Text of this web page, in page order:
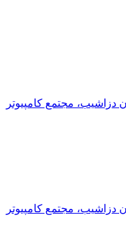
دزاشیب، مجتمع کامپیوتر
دزاشیب، مجتمع کامپیوتر